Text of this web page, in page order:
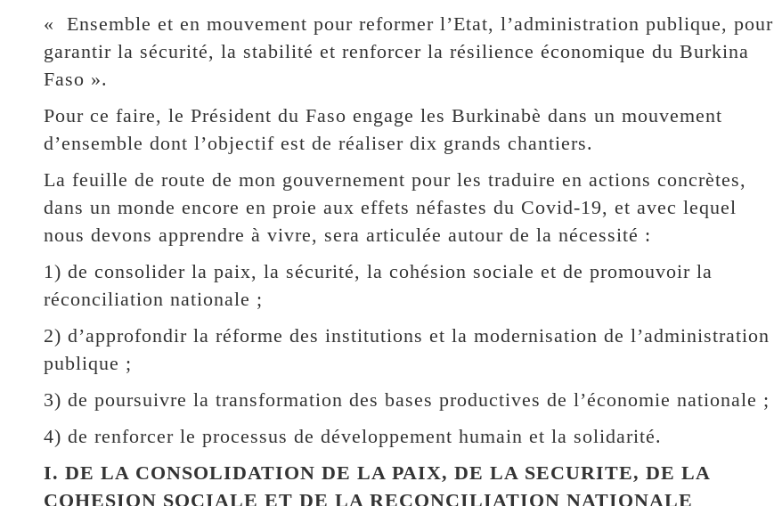
« Ensemble et en mouvement pour reformer l’Etat, l’administration publique, pour
garantir la sécurité, la stabilité et renforcer la résilience économique du Burkina
Faso ».
Pour ce faire, le Président du Faso engage les Burkinabè dans un mouvement
d’ensemble dont l’objectif est de réaliser dix grands chantiers.
La feuille de route de mon gouvernement pour les traduire en actions concrètes,
dans un monde encore en proie aux effets néfastes du Covid-19, et avec lequel
nous devons apprendre à vivre, sera articulée autour de la nécessité :
1) de consolider la paix, la sécurité, la cohésion sociale et de promouvoir la
réconciliation nationale ;
2) d’approfondir la réforme des institutions et la modernisation de l’administration
publique ;
3) de poursuivre la transformation des bases productives de l’économie nationale ;
4) de renforcer le processus de développement humain et la solidarité.
I. DE LA CONSOLIDATION DE LA PAIX, DE LA SECURITE, DE LA
COHESION SOCIALE ET DE LA RECONCILIATION NATIONALE